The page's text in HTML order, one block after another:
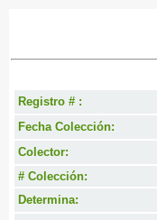
Registro # :
Fecha Colección:
Colector:
# Colección:
Determina: